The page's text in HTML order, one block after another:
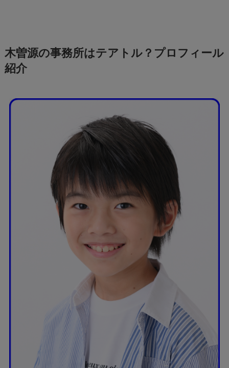
木曽源の事務所はテアトル？プロフィール
紹介